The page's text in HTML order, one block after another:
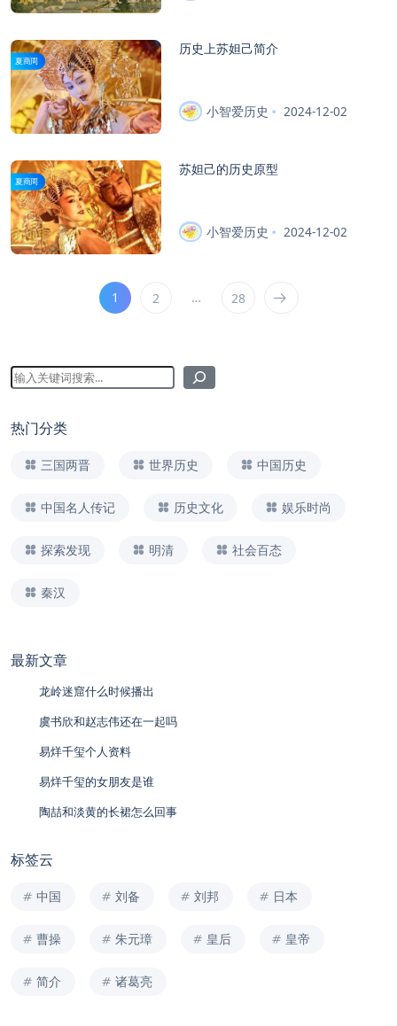
夏商周
历史上苏妲己简介
小智爱历史 2024-12-02
夏商周
苏妲己的历史原型
小智爱历史 2024-12-02
1 2 … 28
热门分类
三国两晋 世界历史 中国历史
中国名人传记 历史文化 娱乐时尚
探索发现 明清 社会百态
秦汉
最新文章
龙岭迷窟什么时候播出
虞书欣和赵志伟还在一起吗
易烊千玺个人资料
易烊千玺的女朋友是谁
陶喆和淡黄的长裙怎么回事
标签云
中国 刘备 刘邦 日本
曹操 朱元璋 皇后 皇帝
简介 诸葛亮